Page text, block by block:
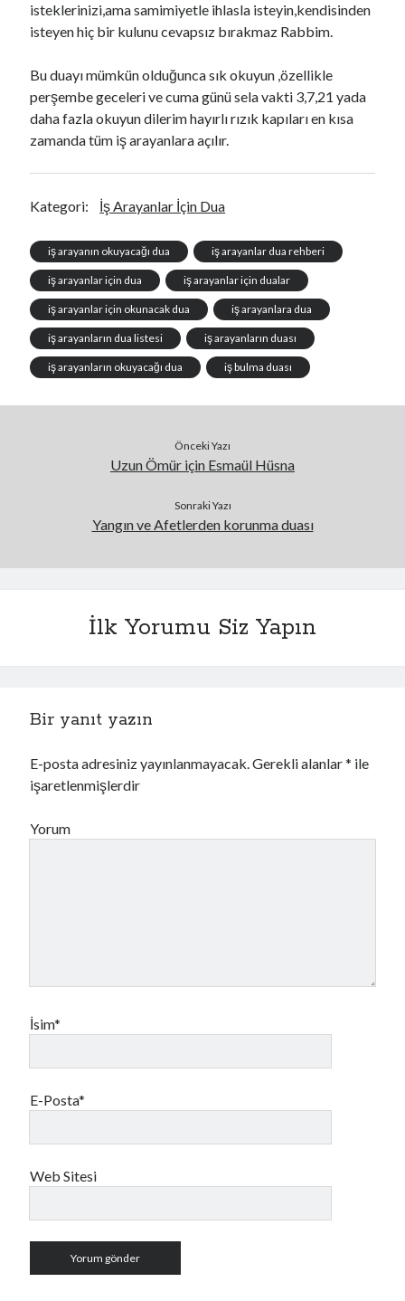
isteklerinizi,ama samimiyetle ihlasla isteyin,kendisinden
isteyen hiç bir kulunu cevapsız bırakmaz Rabbim.
Bu duayı mümkün olduğunca sık okuyun ,özellikle
perşembe geceleri ve cuma günü sela vakti 3,7,21 yada
daha fazla okuyun dilerim hayırlı rızık kapıları en kısa
zamanda tüm iş arayanlara açılır.
Kategori: İş Arayanlar İçin Dua
iş arayanın okuyacağı dua iş arayanlar dua rehberi
iş arayanlar için dua iş arayanlar için dualar
iş arayanlar için okunacak dua iş arayanlara dua
iş arayanların dua listesi iş arayanların duası
iş arayanların okuyacağı dua iş bulma duası
Önceki Yazı
Uzun Ömür için Esmaül Hüsna
Sonraki Yazı
Yangın ve Afetlerden korunma duası
İlk Yorumu Siz Yapın
Bir yanıt yazın
E-posta adresiniz yayınlanmayacak.Gerekli alanlar* ile
işaretlenmişlerdir
Yorum
İsim*
E-Posta*
Web Sitesi